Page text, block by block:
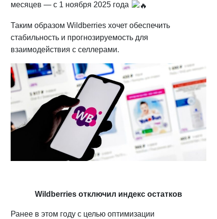
месяцев — с 1 ноября 2025 года
Таким образом Wildberries хочет обеспечить
стабильность и прогнозируемость для
взаимодействия с селлерами.
Wildberries отключил индекс остатков
Ранее в этом году с целью оптимизации